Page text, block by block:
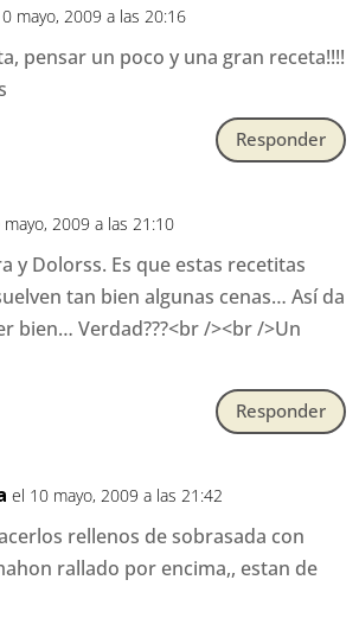
mayo, 2009 a las 20:16
pensar un poco y una gran receta!!!!
Responder
2009 a las 21:10
y Dolorss. Es que estas recetitas
tan bien algunas cenas… Así da
bien… Verdad???<br /><br />Un
Responder
el 10 mayo, 2009 a las 21:42
rellenos de sobrasada con
rallado por encima,, estan de